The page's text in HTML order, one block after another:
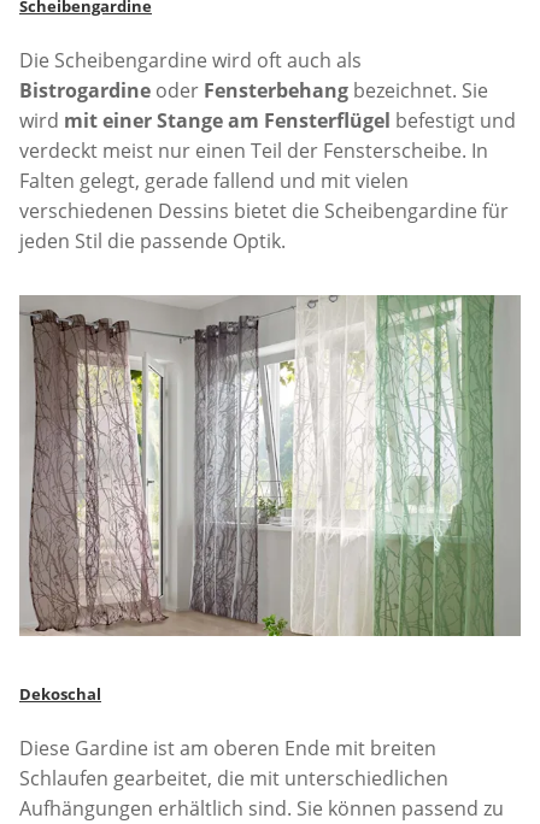
Scheibengardine
Die Scheibengardine wird oft auch als
Bistrogardine oder Fensterbehang bezeichnet. Sie
wird mit einer Stange am Fensterflügel befestigt und
verdeckt meist nur einen Teil der Fensterscheibe. In
Falten gelegt, gerade fallend und mit vielen
verschiedenen Dessins bietet die Scheibengardine für
jeden Stil die passende Optik.
Dekoschal
Diese Gardine ist am oberen Ende mit breiten
Schlaufen gearbeitet, die mit unterschiedlichen
Aufhängungen erhältlich sind. Sie können passend zu